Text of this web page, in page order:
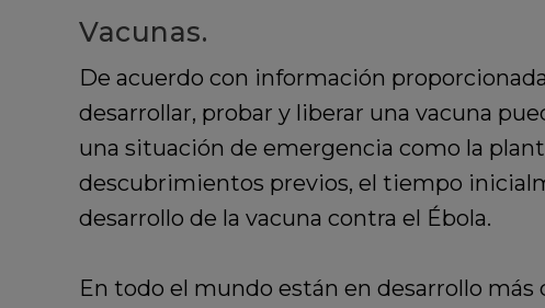
Vacunas.
De acuerdo con información
desarrollar, probar y liberar una vacuna
una situación de emergencia como la
descubrimientos previos, el tiempo
desarrollo de la vacuna contra el Ébola.
En todo el mundo están en desarrollo más